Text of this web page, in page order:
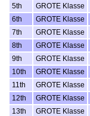
5th
GROTE Klasse
6th
GROTE Klasse
7th
GROTE Klasse
8th
GROTE Klasse
9th
GROTE Klasse
10th
GROTE Klasse
11th
GROTE Klasse
12th
GROTE Klasse
13th
GROTE Klasse